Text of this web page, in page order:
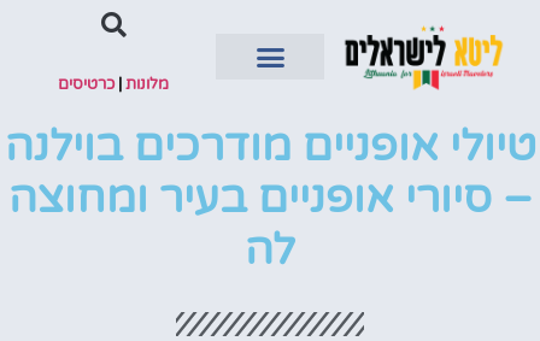
מלונות|כרטיסים
טיולי אופניים מודרכים בוילנה
– סיורי אופניים בעיר ומחוצה
לה